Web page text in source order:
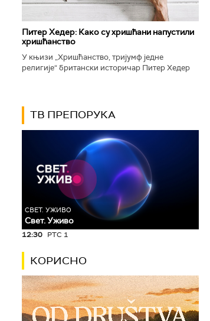
Питер Хедер: Како су хришћани напустили
хришћанство
У књизи „Хришћанство, тријумф једне
религије“ британски историчар Питер Хедер
ТВ ПРЕПОРУКА
СВЕТ. УЖИВО
Свет. Уживо
12:30 РТС 1
КОРИСНО